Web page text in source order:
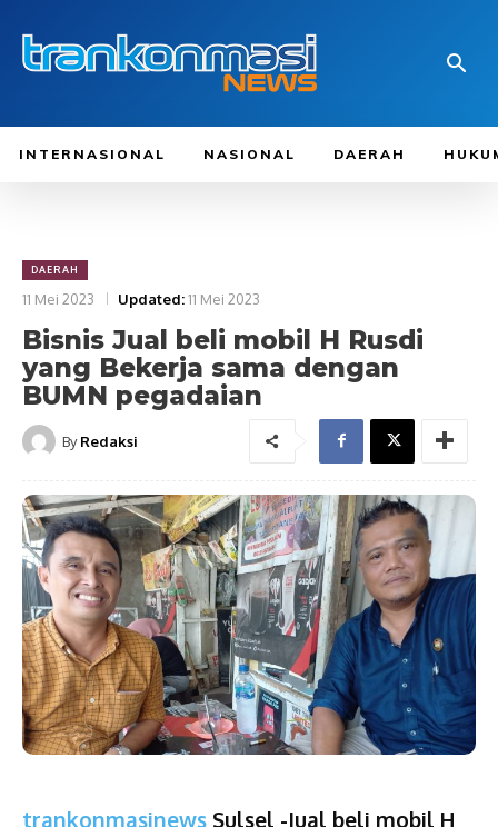
INTERNASIONAL NASIONAL DAERAH
DAERAH
11 Mei 2023 Updated:11 Mei 2023
Bisnis Jual beli mobil H Rusdi
yang Bekerja sama dengan
BUMN pegadaian
By Redaksi
trankonmasinews Sulsel -Jual beli mobil H